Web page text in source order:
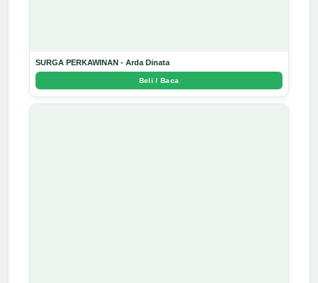
SURGA PERKAWINAN - Arda Dinata
Beli / Baca